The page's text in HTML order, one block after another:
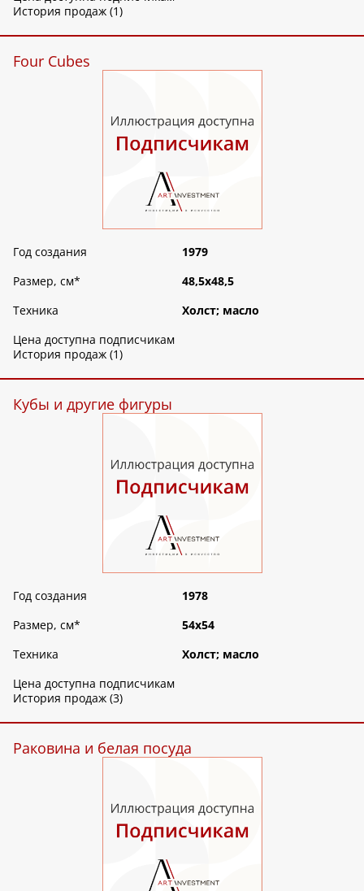
История продаж (1)
Four Cubes
Год создания
1979
Размер, см*
48,5х48,5
Техника
Холст; масло
Цена доступна подписчикам
История продаж (1)
Кубы и другие фигуры
Год создания
1978
Размер, см*
54х54
Техника
Холст; масло
Цена доступна подписчикам
История продаж (3)
Раковина и белая посуда